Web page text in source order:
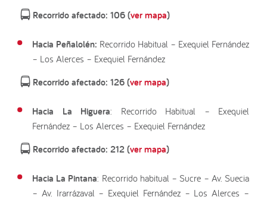
Recorrido afectado: 106 (ver mapa)
Hacia Peñalolén: Recorrido Habitual – Exequiel Fernández
– Los Alerces – Exequiel Fernández
Recorrido afectado: 126 (ver mapa)
Hacia La Higuera: Recorrido Habitual – Exequiel
Fernández – Los Alerces – Exequiel Fernández
Recorrido afectado: 212 (ver mapa)
Hacia La Pintana: Recorrido habitual – Sucre – Av. Suecia
– Av. Irarrázaval – Exequiel Fernández – Los Alerces –